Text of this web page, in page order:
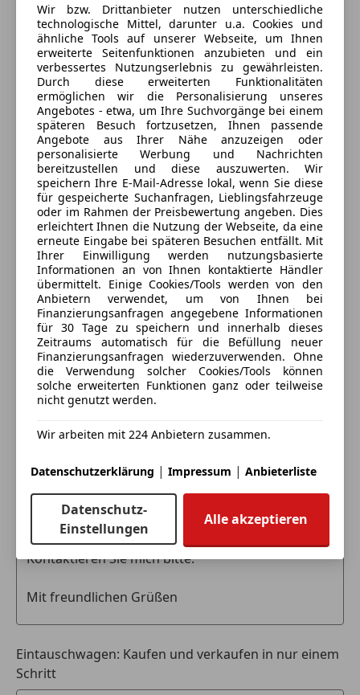
Zentralverriegelung
Zentralverriegelung mit Funkfernbedienung
Extras
Alufelgen
Dachreling
Elektronische Parkbremse
Innenspiegel automatisch abblendend
Schaltwippen
Skisack
Sommerreifen
Sprachsteuerung
Touchscreen
Winterpaket
Winterreifen
- Multifunktionslenkrad
- Radio
- Regensensor
- Reifendruckkontrollsystem
- Servolenkung
- Sitzheizung
- Sommerreifen
- Sprachsteuerung
- Start/Stop-Automatik
- Tagfahrlicht
- Tempomat
- USB
- Wegfahrsperre
- Winterreifen
- Zentralverriegelung mit Funkfernbedienung
* attraktive Finanzierungsmöglichkeiten mit oder
ohne Anzahlung
* Inzahlungnahme Tausch ihres Gebrauchten
möglich
* österreichweite Zustellung gegen Aufzahlung
* Tippfehler & Irrtümer vorbehalten!
MAT Autohandel
St. Peterstraße 7
A-6700 Bludenz
Tel: 0676 533 2009
Verkäufer Händler
MAT Autohandel
Sternebewertung 4.5 von 5
4,5 Sterne
(50% Weiterempfehlungen)
Anbieter auf AutoScout24 seit 2024
St.Peterstraße 7
Geschlossen
Öffnet um 9:00
St. Peter Straße 7,
6700 Bludenz, AT
Kontakt
Taner Atsiz
Alle Fahrzeuge des Anbieters
Anbieter kontaktieren
Deine Nachricht
Eintauschwagen: Kaufen und verkaufen in nur einem
Schritt
Wir bzw. Drittanbieter nutzen unterschiedliche
technologische Mittel, darunter u.a. Cookies und
ähnliche Tools auf unserer Webseite, um Ihnen
erweiterte Seitenfunktionen anzubieten und ein
verbessertes Nutzungserlebnis zu gewährleisten.
Durch diese erweiterten Funktionalitäten
ermöglichen wir die Personalisierung unseres
Angebotes - etwa, um Ihre Suchvorgänge bei einem
späteren Besuch fortzusetzen, Ihnen passende
Angebote aus Ihrer Nähe anzuzeigen oder
personalisierte Werbung und Nachrichten
bereitzustellen und diese auszuwerten. Wir
speichern Ihre E-Mail-Adresse lokal, wenn Sie diese
für gespeicherte Suchanfragen, Lieblingsfahrzeuge
oder im Rahmen der Preisbewertung angeben. Dies
erleichtert Ihnen die Nutzung der Webseite, da eine
erneute Eingabe bei späteren Besuchen entfällt. Mit
Ihrer Einwilligung werden nutzungsbasierte
Informationen an von Ihnen kontaktierte Händler
übermittelt. Einige Cookies/Tools werden von den
Anbietern verwendet, um von Ihnen bei
Finanzierungsanfragen angegebene Informationen
für 30 Tage zu speichern und innerhalb dieses
Zeitraums automatisch für die Befüllung neuer
Finanzierungsanfragen wiederzuverwenden. Ohne
die Verwendung solcher Cookies/Tools können
solche erweiterten Funktionen ganz oder teilweise
nicht genutzt werden.
Wir arbeiten mit 224 Anbietern zusammen.
Datenschutzerklärung | Impressum | Anbieterliste
Datenschutz-
Einstellungen
Alle akzeptieren